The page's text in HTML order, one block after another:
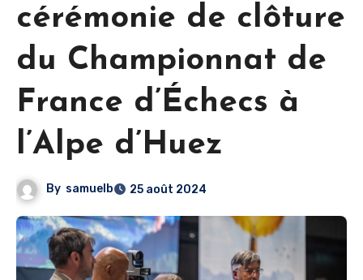
cérémonie de clôture
du Championnat de
France d’Échecs à
l’Alpe d’Huez
By samuelb 25 août 2024